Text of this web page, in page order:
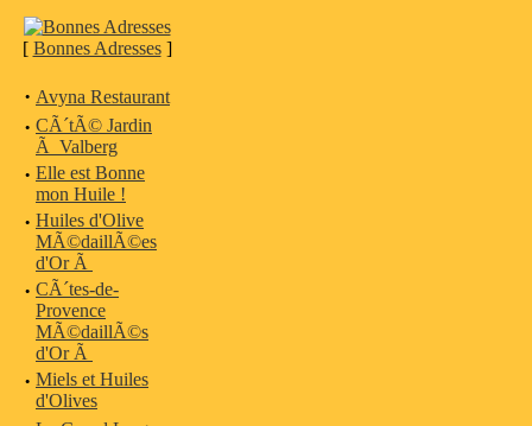
[ Bonnes Adresses]
· Avyna Restaurant
· CÃ´tÃ© Jardin
Ã Valberg
· Elle est Bonne
mon Huile !
· Huiles d'Olive
MÃ©daillÃ©es
d'Or Ã
· CÃ´tes-de-
Provence
MÃ©daillÃ©s
d'Or Ã
· Miels et Huiles
d'Olives